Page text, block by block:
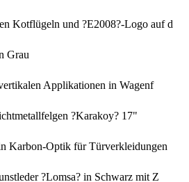
Kotflügeln und ?E2008?-Logo auf d
Grau
Applikationen in Wagenf
?Karakoy? 17"
Karbon-Optik für Türverkleidungen
?Lomsa? in Schwarz mit Z